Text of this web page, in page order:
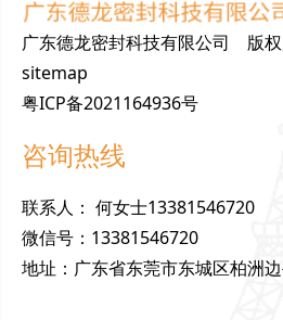
广东德龙密封科技有限公司 版
sitemap
粤ICP备2021164936号
咨询热线
联系人 ： 何女士13381546720
微信号 ： 13381546720
地址 ： 广东省东莞市东城区柏洲